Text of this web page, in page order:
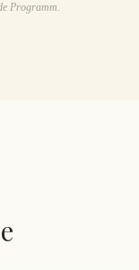
Programm.